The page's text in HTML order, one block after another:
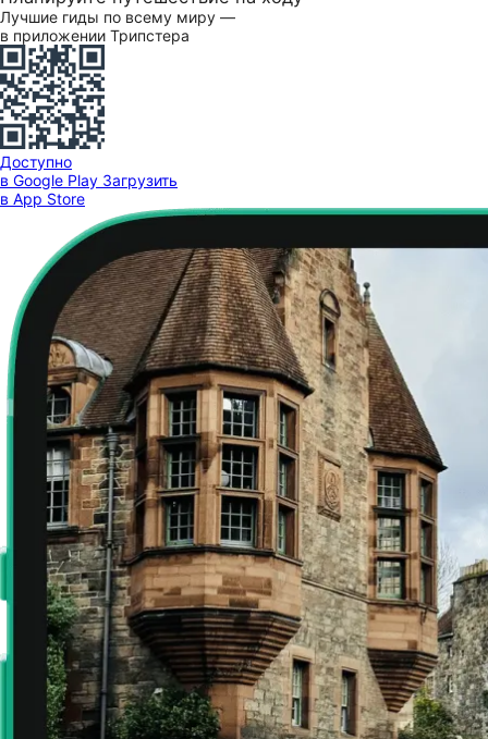
Лучшие гиды по всему миру —
в приложении Трипстера
Доступно
в Google Play Загрузить
в App Store